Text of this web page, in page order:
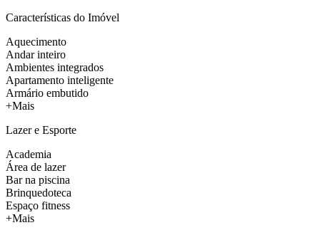
Características do Imóvel
Aquecimento
Andar inteiro
Ambientes integrados
Apartamento inteligente
Armário embutido
+Mais
Lazer e Esporte
Academia
Área de lazer
Bar na piscina
Brinquedoteca
Espaço fitness
+Mais